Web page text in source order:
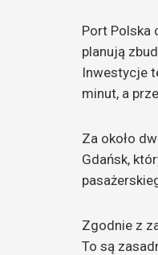
Port Polska
planują
Inwestycje
minut, a
Za około
Gdańsk,
Zgodnie z
To są